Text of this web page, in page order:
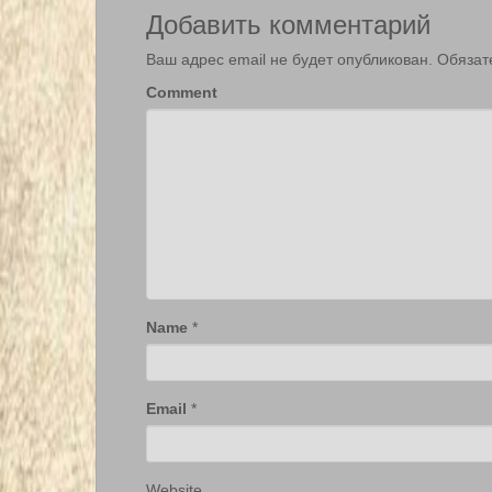
Добавить комментарий
Ваш адрес email не будет опубликован.
Comment
Name *
Email *